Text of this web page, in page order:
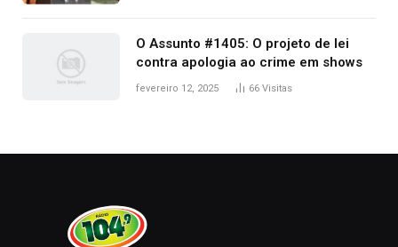
O Assunto #1405: O projeto de lei
contra apologia ao crime em shows
fevereiro 12, 2025 66 Visitas